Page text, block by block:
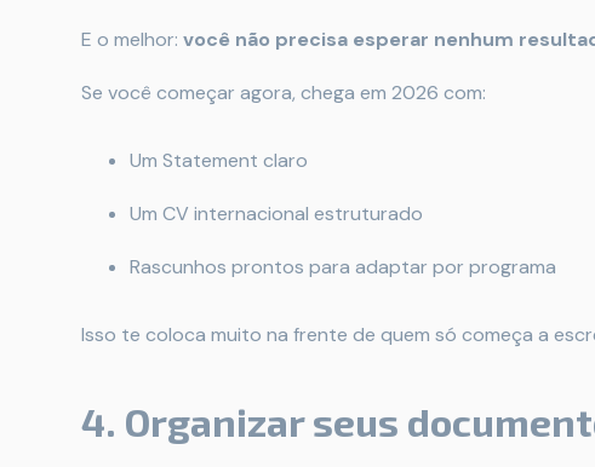
E o melhor: você não precisa esperar nenhum
Se você começar agora, chega em 2026 com:
Um Statement claro
Um CV internacional estruturado
Rascunhos prontos para adaptar por programa
Isso te coloca muito na frente de quem só começa a
4. Organizar seus